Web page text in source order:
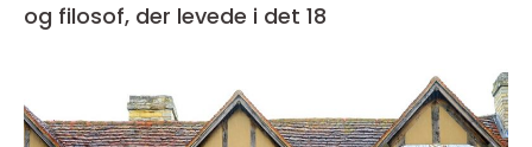
og filosof, der levede i det 18